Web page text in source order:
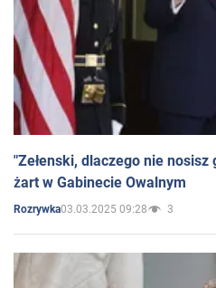
"Zełenski, dlaczego nie
żart w Gabinecie Owalnym
Rozrywka03.03.2025 09:28 3